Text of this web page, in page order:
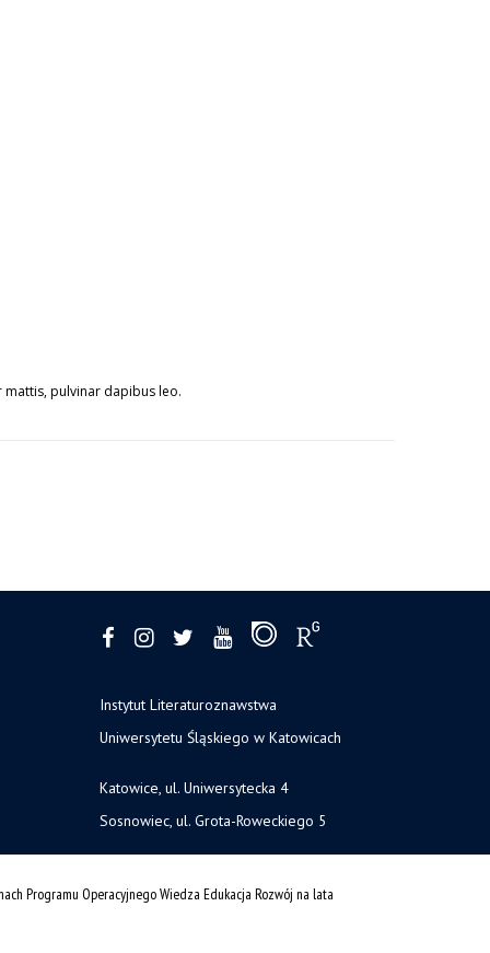
pulvinar dapibus leo.
Instytut Literaturoznawstwa
Uniwersytetu Śląskiego w Katowicach
Katowice, ul. Uniwersytecka 4
Sosnowiec, ul. Grota-Roweckiego 5
Programu Operacyjnego Wiedza Edukacja Rozwój na lata